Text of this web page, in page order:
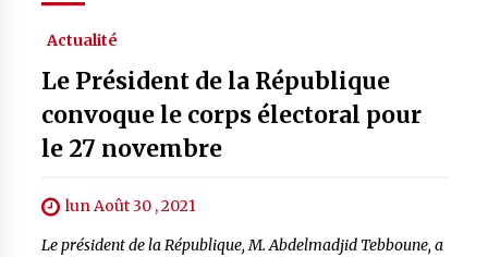
Actualité
Le Président de la République
convoque le corps électoral pour
le 27 novembre
lun Août 30 , 2021
Le président de la République, M. Abdelmadjid Tebboune, a